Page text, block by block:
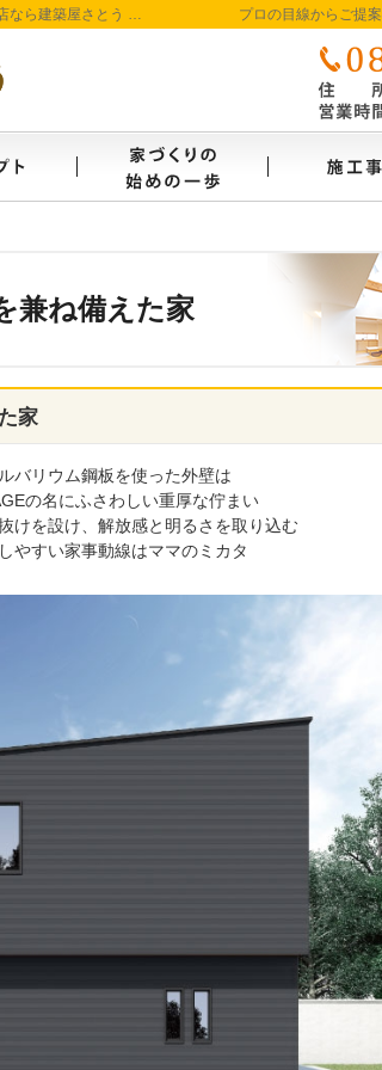
兼ね備えた家
プロの目線からご提
大分県大分市の新築・注文住宅を手がける工務店なら建築屋さとう 本物の自然素材を使った、わくわくのビュッフェ形式の家づくり
家
バリウム鋼板を使った外壁は
の名にふさわしい重厚な佇まい
けを設け、解放感と明るさを取り込む
やすい家事動線はママのミカタ